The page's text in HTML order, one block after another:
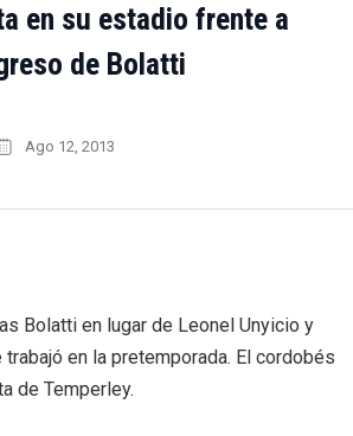
en su estadio frente a
de Bolatti
Ago 12, 2013
Bolatti en lugar de Leonel Unyicio y
en la pretemporada. El cordobés
de Temperley.